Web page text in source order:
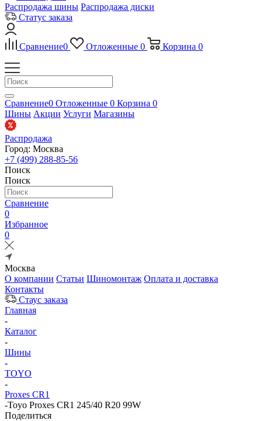
Распродажа шины Распродажа диски
Статус заказа
Сравнение0 Отложенные 0 Корзина 0
Сравнение0 Отложенные 0 Корзина 0
Шины Акции Услуги Магазины
Распродажа
Город: Москва
+7 (499) 288-85-56
Поиск
Поиск
Сравнение
0
Избранное
0
Москва
О компании Статьи Шиномонтаж Оплата и доставка
Контакты
Стаус заказа
Главная
-
Каталог
-
Шины
-
TOYO
-
Proxes CR1
-Toyo Proxes CR1 245/40 R20 99W
Поделиться